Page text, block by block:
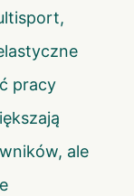
pracy
ale